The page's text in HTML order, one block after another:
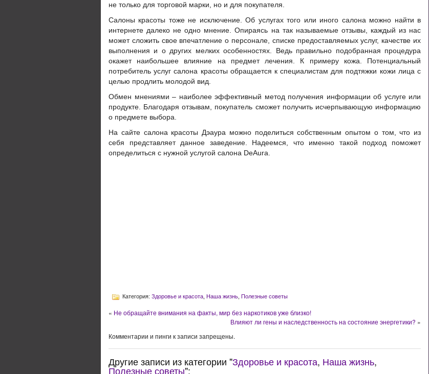
не только для торговой марки, но и для покупателя.
Салоны красоты тоже не исключение. Об услугах того или иного салона можно найти в
интернете далеко не одно мнение. Опираясь на так называемые отзывы, каждый из нас
может сложить свое впечатление о персонале, списке предоставляемых услуг, качестве их
выполнения и о других мелких особенностях. Ведь правильно подобранная процедура
окажет наибольшее влияние на предмет лечения. К примеру кожа. Потенциальный
потребитель услуг салона красоты обращается к специалистам для подтяжки кожи лица с
целью продлить молодой вид.
Обмен мнениями – наиболее эффективный метод получения информации об услуге или
продукте. Благодаря отзывам, покупатель сможет получить исчерпывающую информацию
о предмете выбора.
На сайте салона красоты Дэаура можно поделиться собственным опытом о том, что из
себя представляет данное заведение. Надеемся, что именно такой подход поможет
определиться с нужной услугой салона DeAura.
Категория: Здоровье и красота Наша жизнь Полезные советы
« Не обращайте внимания на факты, мир без наркотиков уже близко!
Влияют ли гены и наследственность на состояние энергетики? »
Комментарии и пинги к записи запрещены.
Другие записи из категории "Здоровье и красота, Наша жизнь,
Полезные советы":